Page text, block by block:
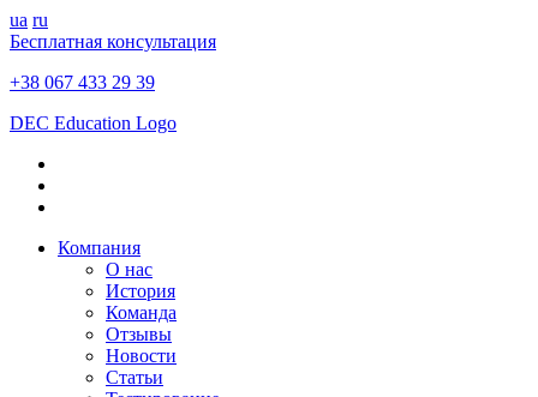
ua ru
Бесплатная консультация
+38 067 433 29 39
DEC Education Logo
Компания
О нас
История
Команда
Отзывы
Новости
Статьи